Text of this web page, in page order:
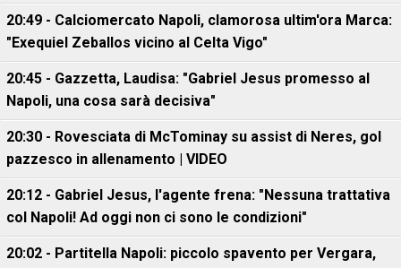
20:49 - Calciomercato Napoli, clamorosa ultim'ora Marca:
"Exequiel Zeballos vicino al Celta Vigo"
20:45 - Gazzetta, Laudisa: "Gabriel Jesus promesso al
Napoli, una cosa sarà decisiva"
20:30 - Rovesciata di McTominay su assist di Neres, gol
pazzesco in allenamento | VIDEO
20:12 - Gabriel Jesus, l'agente frena: "Nessuna trattativa
col Napoli! Ad oggi non ci sono le condizioni"
20:02 - Partitella Napoli: piccolo spavento per Vergara,